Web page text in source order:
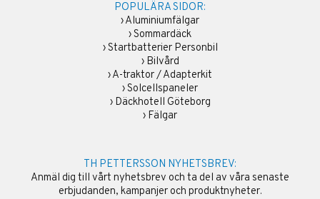
POPULÄRA SIDOR:
›Aluminiumfälgar
›Sommardäck
›Startbatterier Personbil
› Bilvård
›A-traktor / Adapterkit
›Solcellspaneler
› Däckhotell Göteborg
› Fälgar
TH PETTERSSON NYHETSBREV:
Anmäl dig till vårt nyhetsbrev och ta del av våra senaste
erbjudanden, kampanjer och produktnyheter.